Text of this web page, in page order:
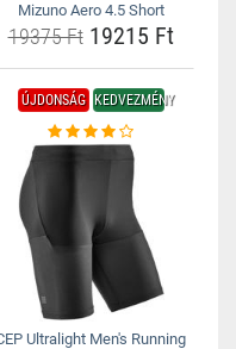
Mizuno Aero 4.5 Short
19375 Ft19215 Ft
ÚJDONSÁG KEDVEZMÉNY
Ultralight Men's Running